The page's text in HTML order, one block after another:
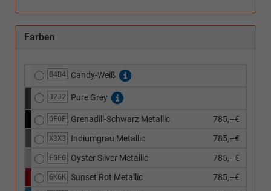
Farben
B4B4 Candy-Weiß
J2J2 Pure Grey
0E0E Grenadill-Schwarz Metallic 785,–€
X3X3 Indiumgrau Metallic 785,–€
F0F0 Oyster Silver Metallic 785,–€
6K6K Sunset Rot Metallic 785,–€